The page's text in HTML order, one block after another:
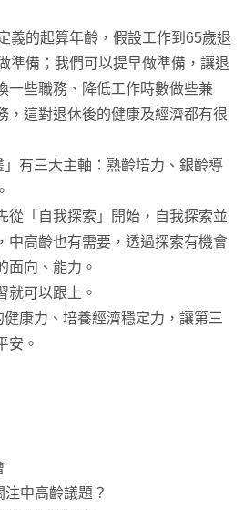
義的起算年齡，假設工作到65歲退
準備；我們可以提早做準備，讓退
一些職務、降低工作時數做些兼
，這對退休後的健康及經濟都有很
有三大主軸：熟齡培力、銀齡導
從「自我探索」開始，自我探索並
中高齡也有需要，透過探索有機會
面向、能力。
就可以跟上。
康力、培養經濟穩定力，讓第三
安。
中高齡議題？